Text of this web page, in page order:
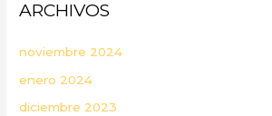
ARCHIVOS
noviembre 2024
enero 2024
diciembre 2023